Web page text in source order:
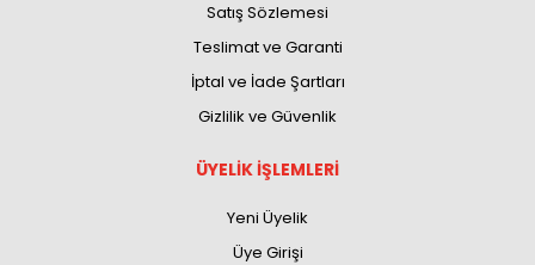
Satış Sözlemesi
Teslimat ve Garanti
İptal ve İade Şartları
Gizlilik ve Güvenlik
ÜYELİK İŞLEMLERİ
Yeni Üyelik
Üye Girişi